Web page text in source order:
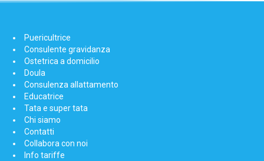
Puericultrice
Consulente gravidanza
Ostetrica a domicilio
Doula
Consulenza allattamento
Educatrice
Tata e super tata
Chi siamo
Contatti
Collabora con noi
Info tariffe